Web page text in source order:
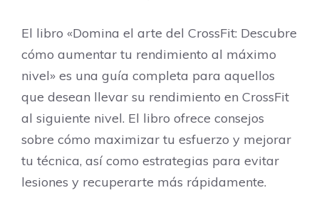
El libro «Domina el arte del CrossFit: Descubre
cómo aumentar tu rendimiento al máximo
nivel» es una guía completa para aquellos
que desean llevar su rendimiento en CrossFit
al siguiente nivel. El libro ofrece consejos
sobre cómo maximizar tu esfuerzo y mejorar
tu técnica, así como estrategias para evitar
lesiones y recuperarte más rápidamente.